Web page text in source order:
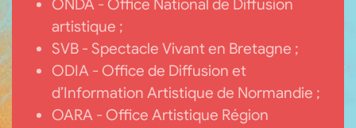
ONDA - Office National de Diffusion
artistique ;
SVB - Spectacle Vivant en Bretagne ;
ODIA - Office de Diffusion et
d’Information Artistique de Normandie ;
OARA - Office Artistique Région